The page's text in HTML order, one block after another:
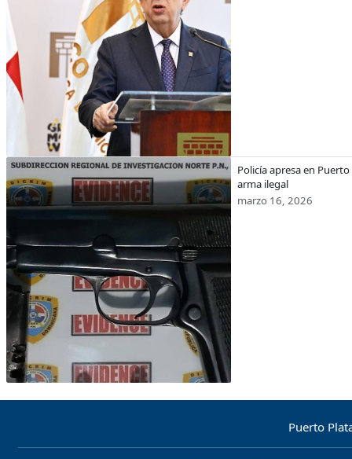
Policía apresa en
arma ilegal
marzo 16, 2026
Puerto